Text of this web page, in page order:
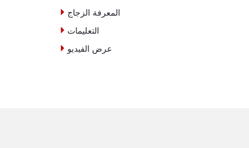
 المعرفة الزجاج
 التعليمات
 عرض الفيديو